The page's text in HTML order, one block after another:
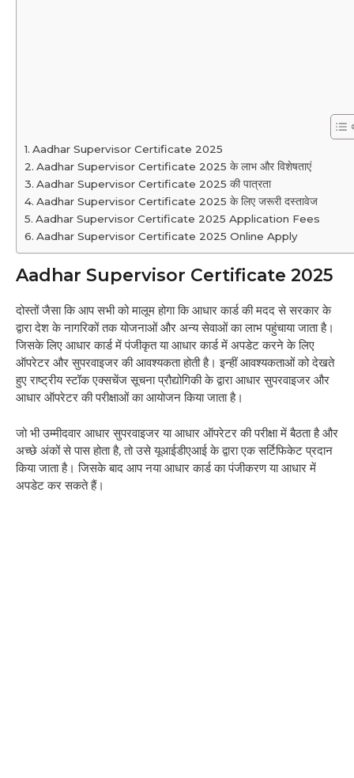
Aadhar Supervisor Certificate 2025
Aadhar Supervisor Certificate 2025 के लाभ और विशेषताएं
Aadhar Supervisor Certificate 2025 की पात्रता
Aadhar Supervisor Certificate 2025 के लिए जरूरी दस्तावेज
Aadhar Supervisor Certificate 2025 Application Fees
Aadhar Supervisor Certificate 2025 Online Apply
Aadhar Supervisor Certificate 2025
दोस्तों जैसा कि आप सभी को मालूम होगा कि आधार कार्ड की मदद से सरकार के
द्वारा देश के नागरिकों तक योजनाओं और अन्य सेवाओं का लाभ पहुंचाया जाता है।
जिसके लिए आधार कार्ड में पंजीकृत या आधार कार्ड में अपडेट करने के लिए
ऑपरेटर और सुपरवाइजर की आवश्यकता होती है। इन्हीं आवश्यकताओं को देखते
हुए राष्ट्रीय स्टॉक एक्सचेंज सूचना प्रौद्योगिकी के द्वारा आधार सुपरवाइजर और
आधार ऑपरेटर की परीक्षाओं का आयोजन किया जाता है।
जो भी उम्मीदवार आधार सुपरवाइजर या आधार ऑपरेटर की परीक्षा में बैठता है और
अच्छे अंकों से पास होता है, तो उसे यूआईडीएआई के द्वारा एक सर्टिफिकेट प्रदान
किया जाता है। जिसके बाद आप नया आधार कार्ड का पंजीकरण या आधार में
अपडेट कर सकते हैं।